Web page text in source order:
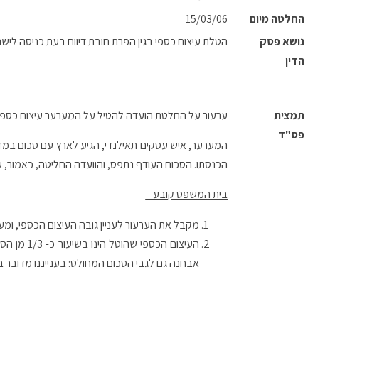
החלטה מיום
15/03/06
נושא פסק
הדין
הטלת עיצום כספי בגין הפרת חובת דיווח בעת כניסה
תמצית
פס"ד
ערעור על החלטת הועדה להטיל על המערער עיצום כספי
הכנסתו. הסכום העודף נתפס, והוועדה החליטה,
בית המשפט קובע –
מקבל את הערעור לעניין גובה העיצום הכספי, ומעמיד
העיצום
אבחנה גם לגבי הסכום המחולט: בענייננו